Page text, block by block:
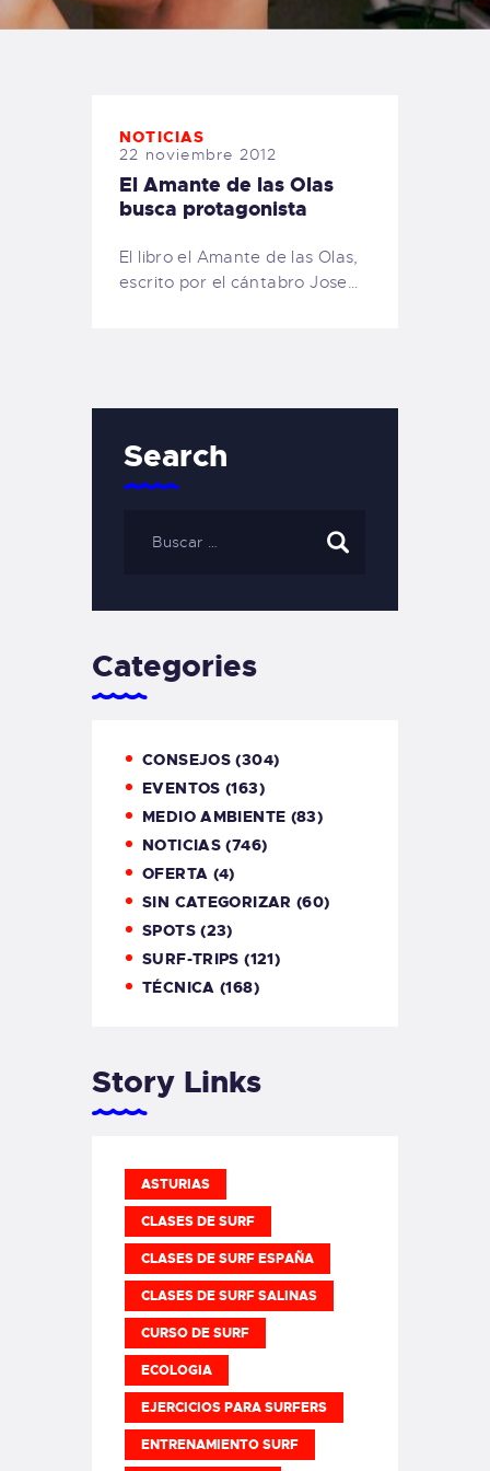
TIENDA FAMILY SURFERS
NOTICIAS
22 noviembre 2012
El Amante de las Olas
busca protagonista
El libro el Amante de las Olas,
escrito por el cántabro Jose…
Search
Categories
CONSEJOS (304)
EVENTOS (163)
MEDIO AMBIENTE (83)
NOTICIAS (746)
OFERTA (4)
SIN CATEGORIZAR (60)
SPOTS(23)
SURF-TRIPS (121)
TÉCNICA (168)
Story Links
ASTURIAS
CLASES DE SURF
CLASES DE SURF ESPAÑA
CLASES DE SURF SALINAS
CURSO DE SURF
ECOLOGIA
EJERCICIOS PARA SURFERS
ENTRENAMIENTO SURF